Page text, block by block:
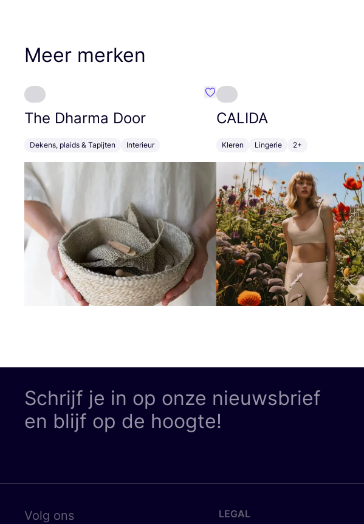
Meer merken
The Dharma Door
Dekens, plaids & Tapijten Interieur
Favoriete {naam}
CALIDA
Kleren Lingerie 2+
Schrijf je in op onze nieuwsbrief
en blijf op de hoogte!
Volg ons LEGAL